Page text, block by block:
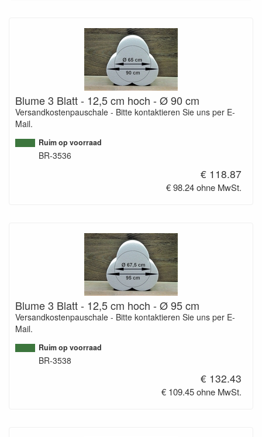
Blume 3 Blatt - 12,5 cm hoch - Ø 90 cm
Versandkostenpauschale - Bitte kontaktieren Sie uns per E-
Mail.
Ruim op voorraad
BR-3536
€ 118.87
€ 98.24 ohne MwSt.
Blume 3 Blatt - 12,5 cm hoch - Ø 95 cm
Versandkostenpauschale - Bitte kontaktieren Sie uns per E-
Mail.
Ruim op voorraad
BR-3538
€ 132.43
€ 109.45 ohne MwSt.